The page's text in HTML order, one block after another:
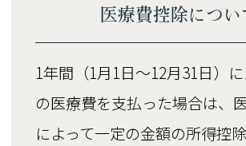
医療費控除につい
1年間（1月1日～12月31日）
の医療費を支払った場合は、
によって一定の金額の所得控